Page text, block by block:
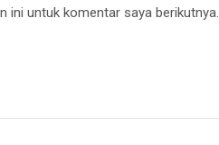
ini untuk komentar saya berikutnya.